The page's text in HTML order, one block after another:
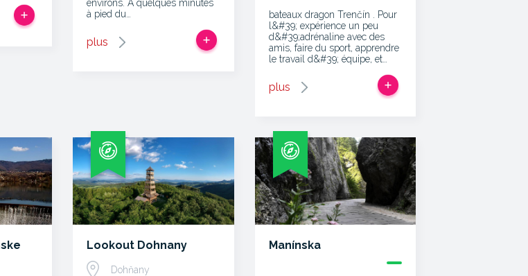
environs. A quelques minutes
à pied du…
plus
bateaux dragon Trenčín . Pour
l&#39; expérience un peu
d&#39;adrénaline avec des
amis, faire du sport, apprendre
le travail d&#39; équipe, et…
plus
Lookout Dohnany
Dohňany
Manínska